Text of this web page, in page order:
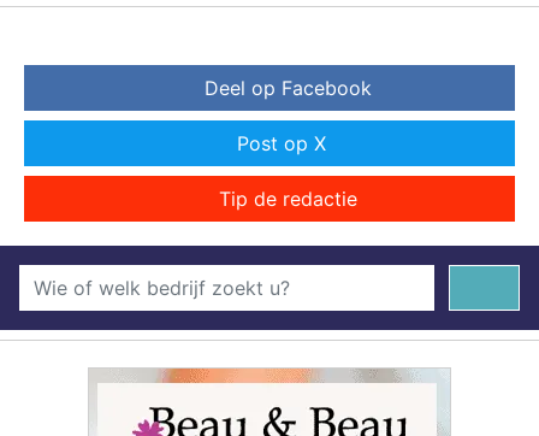
Deel op Facebook
Post op X
Tip de redactie